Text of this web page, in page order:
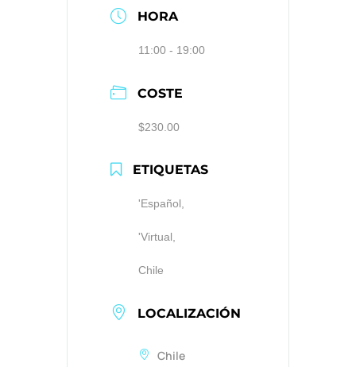
HORA
11:00 - 19:00
COSTE
$230.00
ETIQUETAS
'Español,
'Virtual,
Chile
LOCALIZACIÓN
Chile